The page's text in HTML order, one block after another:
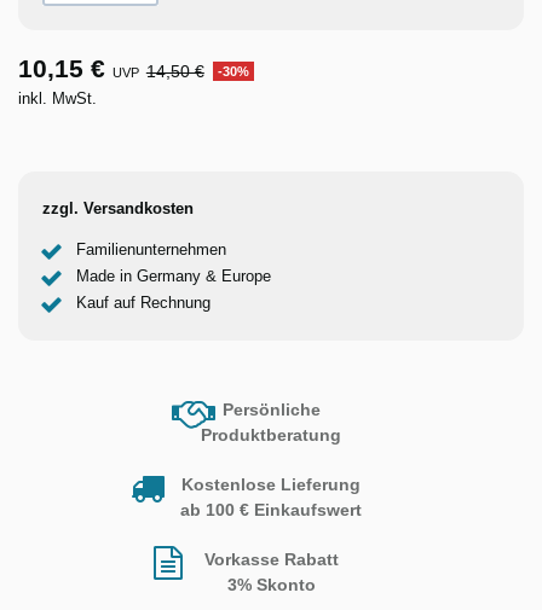
10,15 € UVP 14,50 € -30%
inkl. MwSt.
zzgl. Versandkosten
Familienunternehmen
Made in Germany & Europe
Kauf auf Rechnung
Persönliche
Produktberatung
Kostenlose Lieferung
ab 100 € Einkaufswert
Vorkasse Rabatt
3% Skonto